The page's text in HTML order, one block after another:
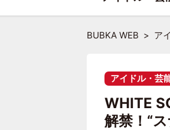
BUBKA WEB ア
アイドル・芸
WHITE
解禁！“